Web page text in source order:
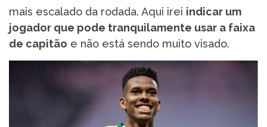
mais escalado da rodada. Aqui irei indicar um
jogador que pode tranquilamente usar a faixa
de capitão e não está sendo muito visado.